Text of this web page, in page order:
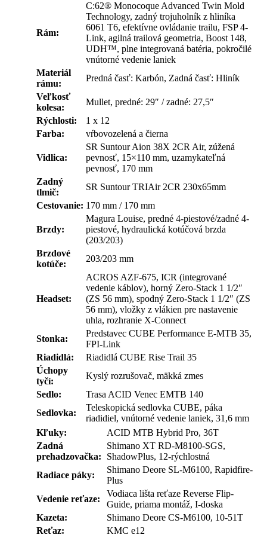
Rám:
C:62® Monocoque Advanced Twin Mold
Technology, zadný trojuholník z hliníka
6061 T6, efektívne ovládanie trailu, FSP 4-
Link, agilná trailová geometria, Boost 148,
UDH™, plne integrovaná batéria, pokročilé
vnútorné vedenie laniek
Materiál
rámu:
Predná časť: Karbón, Zadná časť: Hliník
Veľkosť
kolesa:
Mullet, predné: 29″ / zadné: 27,5″
Rýchlosti:
1 x 12
Farba:
vŕbovozelená a čierna
Vidlica:
SR Suntour Aion 38X 2CR Air, zúžená
pevnosť, 15×110 mm, uzamykateľná
pevnosť, 170 mm
Zadný
tlmič:
SR Suntour TRIAir 2CR 230x65mm
Cestovanie: 170 mm / 170 mm
Brzdy:
Magura Louise, predné 4-piestové/zadné 4-
piestové, hydraulická kotúčová brzda
(203/203)
Brzdové
kotúče:
203/203 mm
Headset:
ACROS AZF-675, ICR (integrované
vedenie káblov), horný Zero-Stack 1 1/2″
(ZS 56 mm), spodný Zero-Stack 1 1/2″ (ZS
56 mm), vložky z vlákien pre nastavenie
uhla, rozhranie X-Connect
Stonka:
Predstavec CUBE Performance E-MTB 35,
FPI-Link
Riadidlá:
Riadidlá CUBE Rise Trail 35
Úchopy
tyčí:
Kyslý rozrušovač, mäkká zmes
Sedlo:
Trasa ACID Venec EMTB 140
Sedlovka:
Teleskopická sedlovka CUBE, páka
riadidiel, vnútorné vedenie laniek, 31,6 mm
Kľuky:
ACID MTB Hybrid Pro, 36T
Zadná
prehadzovačka:
Shimano XT RD-M8100-SGS,
ShadowPlus, 12-rýchlostná
Radiace páky:
Shimano Deore SL-M6100, Rapidfire-
Plus
Vedenie reťaze:
Vodiaca lišta reťaze Reverse Flip-
Guide, priama montáž, I-doska
Kazeta:
Shimano Deore CS-M6100, 10-51T
Reťaz:
KMC e12